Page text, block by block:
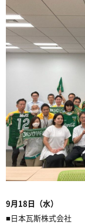
9月18日（水）
■日本瓦斯株式会社